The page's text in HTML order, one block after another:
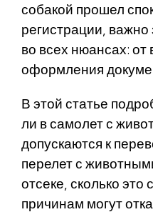
собакой прошел
регистрации,
во всех нюансах:
оформления
В этой статье
ли в самолет с
допускаются к
перелет с
отсеке, сколько это
причинам могут